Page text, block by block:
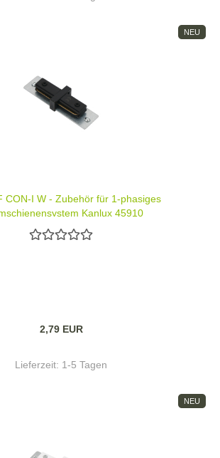
NEU
CON-I W - Zubehör für 1-phasiges
Kanlux 45910
2,79 EUR
Lieferzeit: 1-5 Tagen
NEU